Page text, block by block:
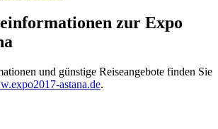
zur Expo
und günstige Reiseangebote finden Sie
astana.de.